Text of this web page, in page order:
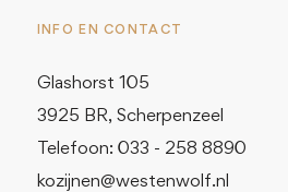
INFO EN CONTACT
Glashorst 105
3925 BR, Scherpenzeel
Telefoon: 033 - 258 8890
kozijnen@westenwolf.nl